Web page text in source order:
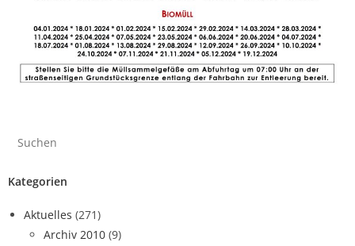
Kategorien
Aktuelles (271)
Archiv 2010 (9)